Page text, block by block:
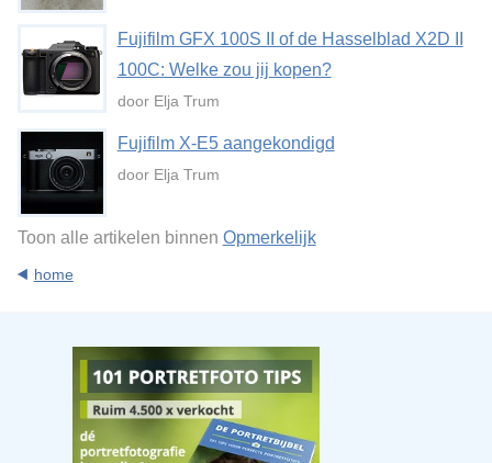
Fujifilm GFX 100S II of de Hasselblad X2D II
100C: Welke zou jij kopen?
door Elja Trum
Fujifilm X-E5 aangekondigd
door Elja Trum
Toon alle artikelen binnen Opmerkelijk
home